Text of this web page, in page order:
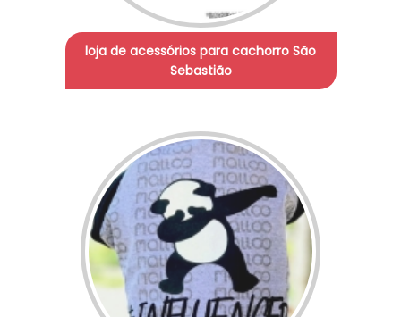
loja de acessórios para cachorro São
Sebastião